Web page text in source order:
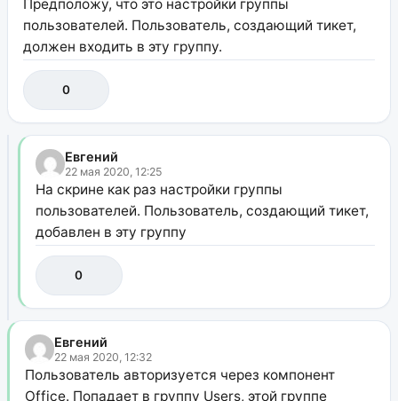
Предположу, что это настройки группы
пользователей. Пользователь, создающий тикет,
должен входить в эту группу.
0
Евгений
22 мая 2020, 12:25
На скрине как раз настройки группы
пользователей. Пользователь, создающий тикет,
добавлен в эту группу
0
Евгений
22 мая 2020, 12:32
Пользователь авторизуется через компонент
Office. Попадает в группу Users, этой группе